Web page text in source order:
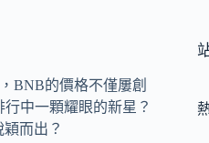
BNB的價格不僅屢創
中一顆耀眼的新星？
而出？